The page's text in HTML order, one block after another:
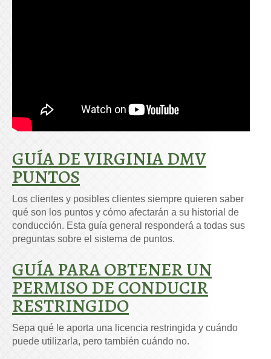
GUÍA DE VIRGINIA DMV
PUNTOS
Los clientes y posibles clientes siempre quieren saber
qué son los puntos y cómo afectarán a su historial de
conducción. Esta guía general responderá a todas sus
preguntas sobre el sistema de puntos.
GUÍA PARA OBTENER UN
PERMISO DE CONDUCIR
RESTRINGIDO
Sepa qué le aporta una licencia restringida y cuándo
puede utilizarla, pero también cuándo no.